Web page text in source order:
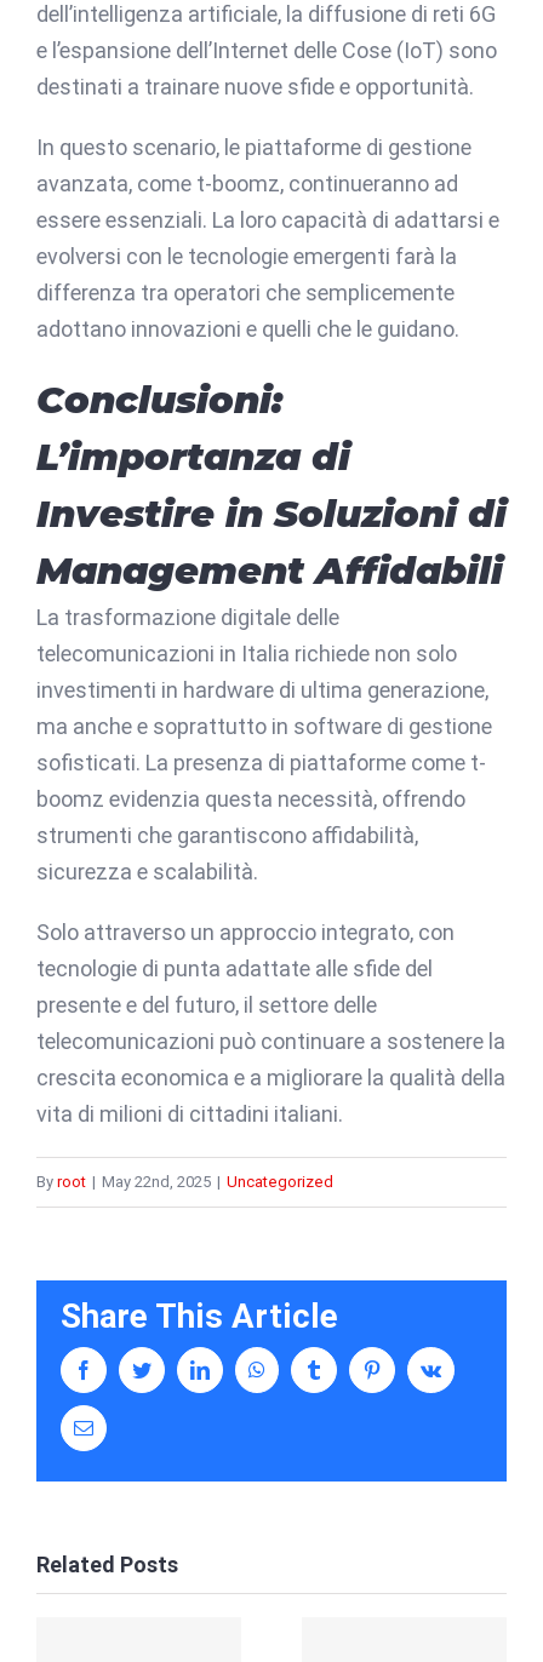
dell’intelligenza artificiale, la diffusione di reti 6G
e l’espansione dell’Internet delle Cose (IoT) sono
destinati a trainare nuove sfide e opportunità.
In questo scenario, le piattaforme di gestione
avanzata, come t-boomz, continueranno ad
essere essenziali. La loro capacità di adattarsi e
evolversi con le tecnologie emergenti farà la
differenza tra operatori che semplicemente
adottano innovazioni e quelli che le guidano.
Conclusioni:
L’importanza di
Investire in Soluzioni di
Management Affidabili
La trasformazione digitale delle
telecomunicazioni in Italia richiede non solo
investimenti in hardware di ultima generazione,
ma anche e soprattutto in software di gestione
sofisticati. La presenza di piattaforme come t-
boomz evidenzia questa necessità, offrendo
strumenti che garantiscono affidabilità,
sicurezza e scalabilità.
Solo attraverso un approccio integrato, con
tecnologie di punta adattate alle sfide del
presente e del futuro, il settore delle
telecomunicazioni può continuare a sostenere la
crescita economica e a migliorare la qualità della
vita di milioni di cittadini italiani.
By root | May 22nd, 2025 | Uncategorized
Share This Article
facebooktwitter linkedin whatsapptumblr pinterestvk
Email
Related Posts